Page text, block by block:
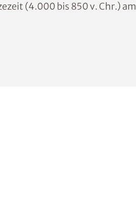
(4.000 bis 850 v. Chr.) am